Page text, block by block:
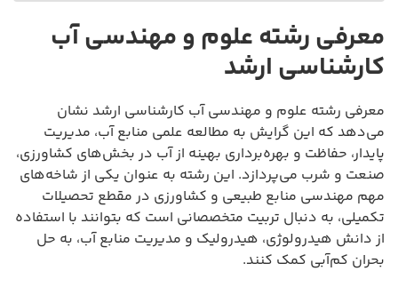
معرفی رشته علوم و مهندسی آب
کارشناسی ارشد
معرفی رشته علوم و مهندسی آب کارشناسی ارشد نشان
می‌دهد که این گرایش به مطالعه علمی منابع آب، مدیریت
پایدار، حفاظت و بهره‌برداری بهینه از آب در بخش‌های کشاورزی،
صنعت و شرب می‌پردازد. این رشته به عنوان یکی از شاخه‌های
مهم مهندسی منابع طبیعی و کشاورزی در مقطع تحصیلات
تکمیلی، به دنبال تربیت متخصصانی است که بتوانند با استفاده
از دانش هیدرولوژی، هیدرولیک و مدیریت منابع آب، به حل
بحران کم‌آبی کمک کنند.